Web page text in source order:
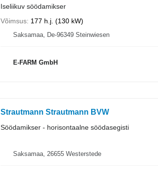
Iseliikuv söödamikser
Võimsus 177 h.j. (130 kW)
Saksamaa, De-96349 Steinwiesen
E-FARM GmbH
Strautmann Strautmann BVW
Söödamikser - horisontaalne söödasegisti
Saksamaa, 26655 Westerstede